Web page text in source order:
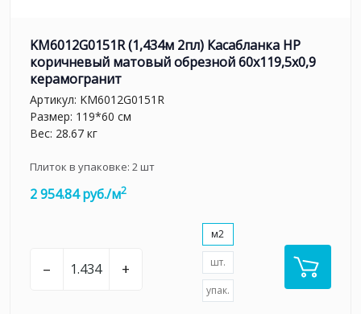
KM6012G0151R (1,434м 2пл) Касабланка HP
коричневый матовый обрезной 60x119,5x0,9
керамогранит
Артикул: KM6012G0151R
Размер: 119*60 см
Вес: 28.67 кг
Плиток в упаковке: 2шт
2 954.84 руб./м2
– +
м2
шт.
упак.